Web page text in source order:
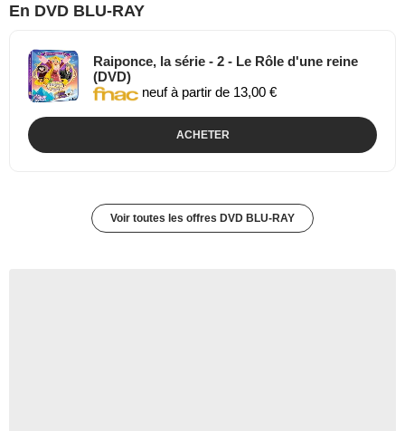
En DVD BLU-RAY
Raiponce, la série - 2 - Le Rôle d'une reine
(DVD)
neuf à partir de 13,00 €
ACHETER
Voir toutes les offres DVD BLU-RAY